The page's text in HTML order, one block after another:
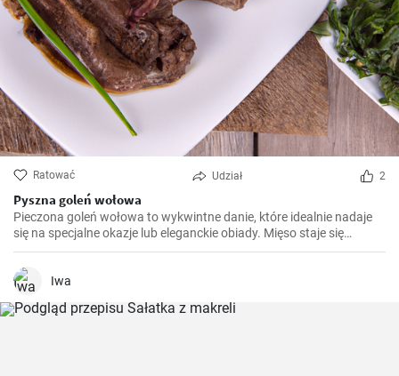
Ratować Udział 2
Pyszna goleń wołowa
Pieczona goleń wołowa to wykwintne danie, które idealnie nadaje
się na specjalne okazje lub eleganckie obiady. Mięso staje się
miękkie i soczyste po długim pieczeniu, a aromatyczny sos
podkreśla jego smak. Smacznego!
Iwa